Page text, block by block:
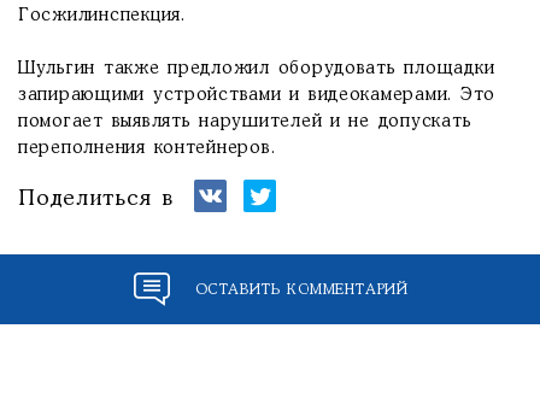
Госжилинспекция.
Шульгин также предложил оборудовать площадки
запирающими устройствами и видеокамерами. Это
помогает выявлять нарушителей и не допускать
переполнения контейнеров.
Поделиться в
ОСТАВИТЬ КОММЕНТАРИЙ